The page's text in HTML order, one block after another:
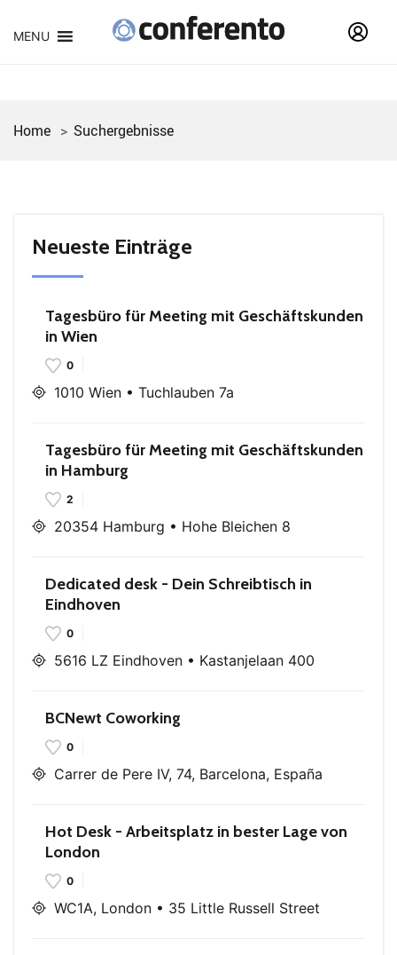
MENU
Home Suchergebnisse
Neueste Einträge
Tagesbüro für Meeting mit Geschäftskunden
in Wien
0
1010 Wien • Tuchlauben 7a
Tagesbüro für Meeting mit Geschäftskunden
in Hamburg
2
20354 Hamburg • Hohe Bleichen 8
Dedicated desk - Dein Schreibtisch in
Eindhoven
0
5616 LZ Eindhoven • Kastanjelaan 400
BCNewt Coworking
0
Carrer de Pere IV, 74, Barcelona, España
Hot Desk - Arbeitsplatz in bester Lage von
London
0
WC1A, London • 35 Little Russell Street